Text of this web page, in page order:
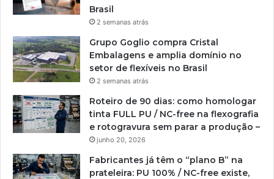
Brasil
2 semanas atrás
Grupo Goglio compra Cristal
Embalagens e amplia domínio no
setor de flexíveis no Brasil
2 semanas atrás
Roteiro de 90 dias: como homologar
tinta FULL PU / NC-free na flexografia
e rotogravura sem parar a produção –
junho 20, 2026
Fabricantes já têm o “plano B” na
prateleira: PU 100% / NC-free existe,